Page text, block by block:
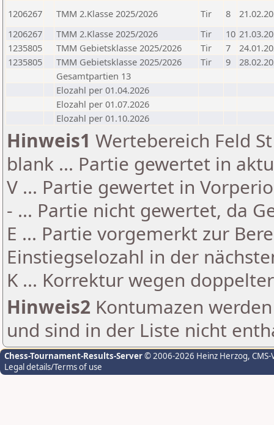
1206267 TMM 2.Klasse 2025/2026 Tir 8
1206267
TMM 2.Klasse 2025/2026 Tir 10
1235805
TMM Gebietsklasse 2025/2026 Tir 7
1235805
TMM Gebietsklasse 2025/2026 Tir 9
Gesamtpartien 13
Elozahl per 01.04.2026
Elozahl per 01.07.2026
Elozahl per 01.10.2026
Hinweis1 Wertebereich Feld
blank ... Partie gewertet in
V ... Partie gewertet in
- ... Partie nicht gewertet, da
E ... Partie vorgemerkt zur
Einstiegselozahl in der
K ... Korrektur wegen
Hinweis2 Kontumazen
und sind in der Liste nicht
Chess-Tournament-Results-Server© 2006-2026 Heinz Herzog,
Legal details/Terms of use